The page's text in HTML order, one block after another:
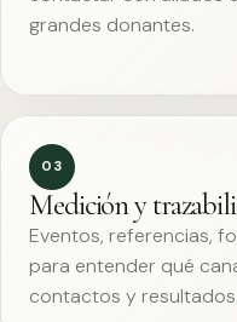
grandes donantes.
03
Medición y
Eventos, referencias,
para entender qué
contactos y resultados.